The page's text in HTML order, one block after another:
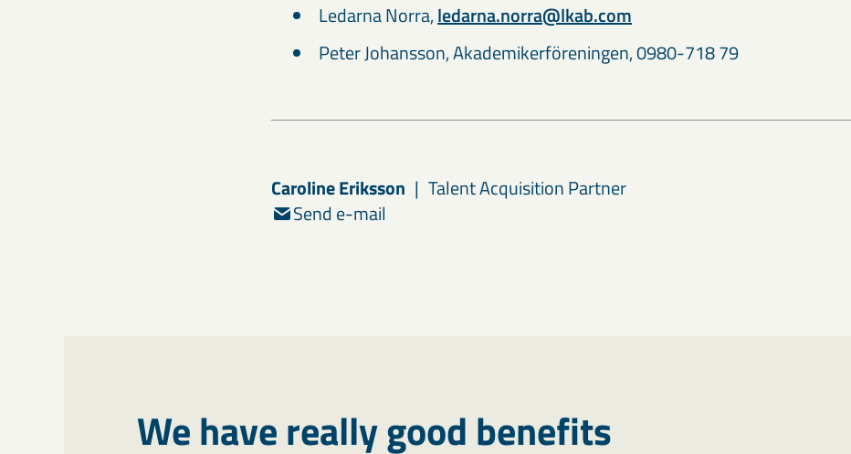
Ledarna Norra,ledarna.norra@lkab.com
Peter Johansson, Akademikerföreningen, 0980-718 79
Caroline Eriksson
Talent Acquisition Partner
Send e-mail
We have really good benefits